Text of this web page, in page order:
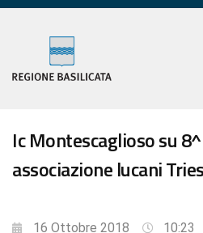
Ic Montescaglioso su
associazione lucani
16 Ottobre 2018 10:23